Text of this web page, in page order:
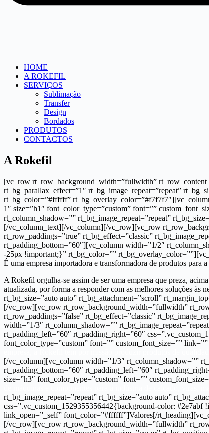
HOME
A ROKEFIL
SERVIÇOS
Sublimação
Transfer
Design
Bordados
PRODUTOS
CONTACTOS
A Rokefil
[vc_row rt_row_background_width=”fullwidth”
rt_bg_parallax_effect=”1″ rt_bg_image_repeat=”repeat”
rt_bg_color=”#ffffff”
1″ size=”h1″ font_color_type=”custom” font=””
rt_column_shadow=”” rt_bg_image_repeat=”repeat”
[/vc_column_text][/vc_column][/vc_row][vc_row
rt_row_paddings=”true” rt_bg_effect=”classic”
rt_padding_bottom=”60″][vc_column width=”1/2″
-25px !important;}” rt_bg_color=””
É uma empresa importadora e transformadora de produtos para
A Rokefil orgulha-se assim de ser uma empresa que preza,
atualizada, por forma a responder com as melhores soluções
rt_bg_size=”auto auto” rt_bg_attachment=”scroll”
[/vc_row][vc_row rt_row_background_width=”fullwidth”
rt_row_paddings=”false” rt_bg_effect=”classic”
width=”1/3″ rt_column_shadow=””
rt_padding_left=”60″ rt_padding_right=”60″
font_color_type=”custom” font=”” custom_font_size=””
[/vc_column][vc_column width=”1/3″ rt_column_shadow=””
rt_padding_bottom=”60″ rt_padding_left=”60″
size=”h3″ font_color_type=”custom” font=””
rt_bg_image_repeat=”repeat” rt_bg_size=”auto auto”
css=”.vc_custom_1529355356442{background-color: #2e7abf
link_open=”_self” font_color=”#ffffff”]Valores[/
[/vc_row][vc_row rt_row_background_width=”fullwidth”